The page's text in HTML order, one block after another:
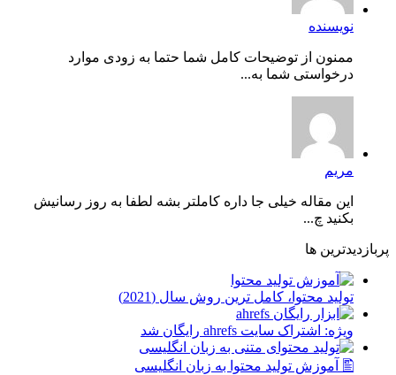
نویسنده
ممنون از توضیحات کامل شما حتما به زودی موارد
درخواستی شما به...
مریم
این مقاله خیلی جا داره کاملتر بشه لطفا به روز رسانیش
بکنید چ...
پربازدیدترین ها
توليد محتوا، کامل ترین روش سال (2021)
ویژه: اشتراک سایت ahrefs رایگان شد
🖺 آموزش تولید محتوا به زبان انگلیسی